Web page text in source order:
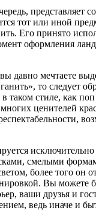
представляет
тот или иной
Его принято
оформления
давно мечтаете
то следует
таком стиле, как
ценителей
смелыми
более того он
Вы можете
ваши друзья и
ведь иначе и